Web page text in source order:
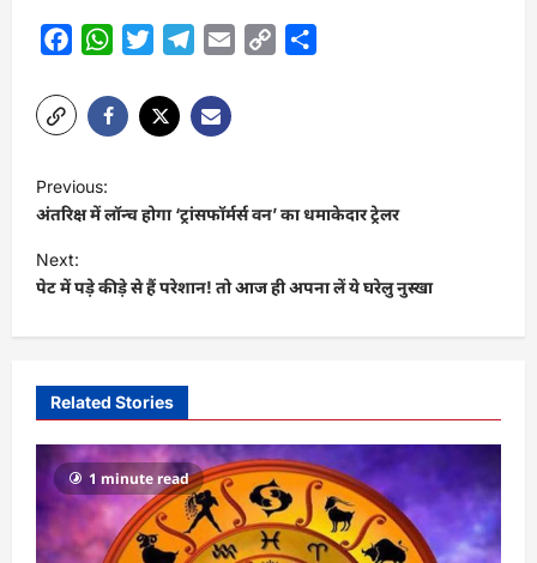
FacebookWhatsAppTwitterTelegram
Email
Copy
P
o
s
t
v
g
a
t
Previous:
अंतरिक्ष में लॉन्च होगा ‘ट्रांसफॉर्मर्स वन’ का धमाकेदार ट्रेलर
Next:
पेट में पड़े कीड़े से हैं परेशान! तो आज ही अपना लें ये घरेलु नुस्खा
Related Stories
1 minute read